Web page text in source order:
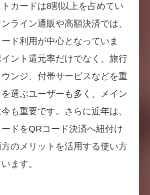
カードは8割以上を占めてい
ライン通販や高額決済では、
ド利用が中心となっていま
ント還元率だけでなく、旅行
ンジ、付帯サービスなどを重
選ぶユーザーも多く、メイン
も重要です。さらに近年は、
ドをQRコード決済へ紐付け
のメリットを活用する使い方
ます。